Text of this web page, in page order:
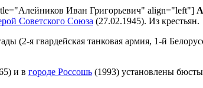
Иван Григорьевич" align="left"]
Советского Союза (27.02.1945). Из крестьян.
(2-я гвардейская танковая армия, 1-й
и в городе Россошь (1993) установлены